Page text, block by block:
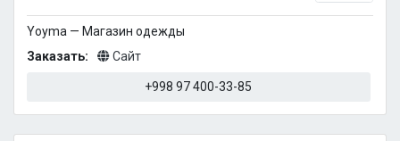
Yoyma — Магазин одежды
Заказать:
Сайт
+998 97 400-33-85